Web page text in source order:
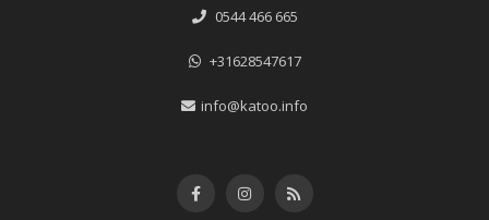
0544 466 665
+31628547617
info@katoo.info